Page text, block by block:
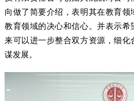
向做了简要介绍，表明其在教育
教育领域的决心和信心。并表示希
来可以进一步整合双方资源，细
谋发展。